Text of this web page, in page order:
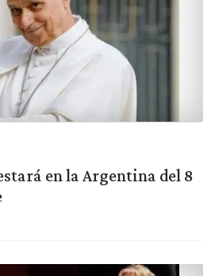
en la Argentina del 8